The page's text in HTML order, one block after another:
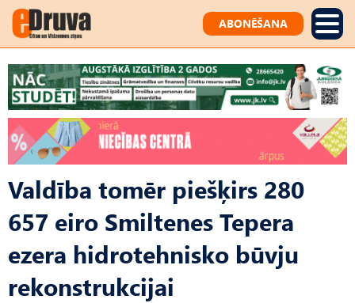
ABONĒŠANA
Valdība tomēr piešķirs 280
657 eiro Smiltenes Tepera
ezera hidrotehnisko būvju
rekonstrukcijai